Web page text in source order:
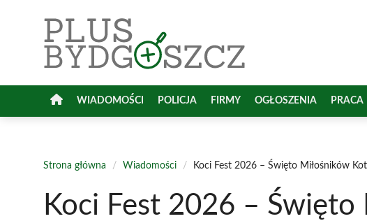
WIADOMOŚCI POLICJA FIRMY OGŁOSZENIA PRACA
Strona główna / Wiadomości / Koci Fest 2026 – Święto Miłośników
Koci Fest 2026 –